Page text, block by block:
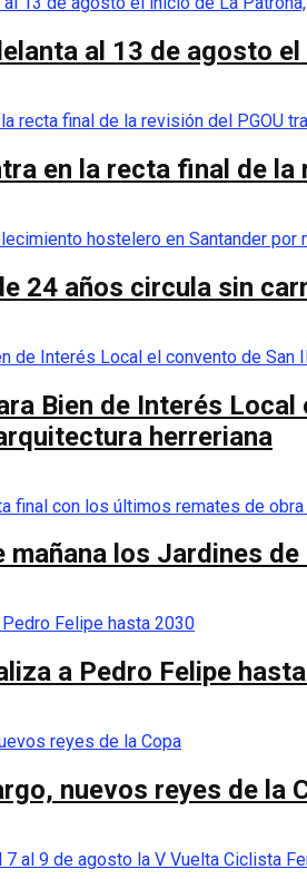
al 13 de agosto
en la recta final de la
24 años circula sin
Bien de Interés
herreriana
mañana los Jardines
a Pedro Felipe
nuevos reyes de la